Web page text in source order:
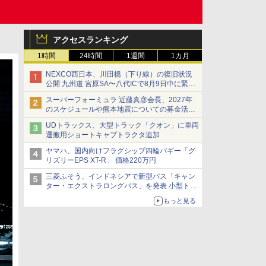
アクセスランキング
1時間 24時間 1週間 1カ月
NEXCO西日本、川田橋（下り線）の復旧状況
公開 九州道 宮原SA〜八代ICで8月9日中に緊急
車両を通行可能に
スーパーフォーミュラ 近藤真彦会長、2027年
のスケジュールや熊本地震についての募金活動
を紹介
UDトラックス、大型トラック「クオン」に車両
運搬用ショートキャブトラクタ追加
ヤマハ、国内向けフラグシップ四輪バギー「グ
リズリーEPS XT-R」 価格220万円
三菱ふそう、インドネシアで新型バス「キャン
ター・エクストラロングバス」を発表 小型トラ
ックベースの観光・旅客輸送向けバス
もっと見る